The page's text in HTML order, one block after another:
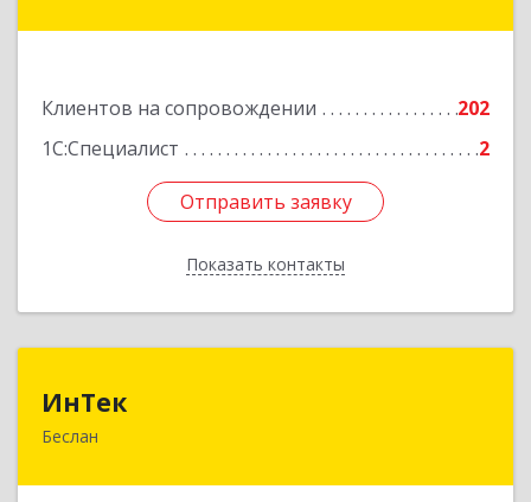
Клиентов на сопровождении
202
1С:Специалист
2
Отправить заявку
Показать контакты
Отправить заявку
Назад
ИнТек
Беслан